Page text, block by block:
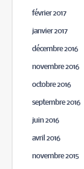
février 2017
janvier 2017
décembre 2016
novembre 2016
octobre 2016
septembre 2016
juin 2016
avril 2016
novembre 2015